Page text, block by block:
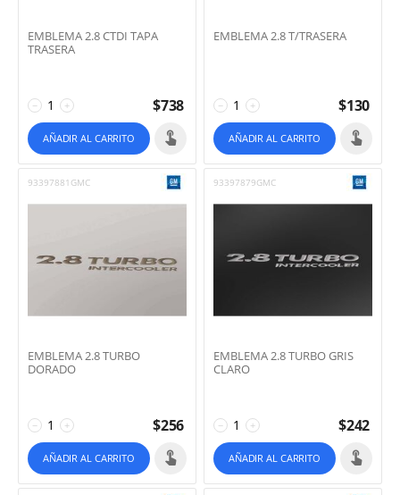
EMBLEMA 2.8 CTDI TAPA
TRASERA
+
− $738
AÑADIR AL CARRITO
EMBLEMA 2.8 T/TRASERA
+
− $130
AÑADIR AL CARRITO
93397881GMC
EMBLEMA 2.8 TURBO
DORADO
+
− $256
AÑADIR AL CARRITO
93397879GMC
EMBLEMA 2.8 TURBO GRIS
CLARO
+
− $242
AÑADIR AL CARRITO